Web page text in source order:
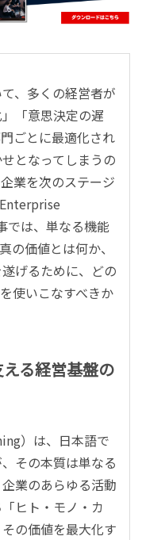
ピューティング
、多くの経営者が
「意思決定の遅
ごとに最適化され
となってしまうの
業を次のステージ
では、単なる機能
の価値とは何か、
げるために、どの
使いこなすべきか
る経営基盤の
）は、日本語で
その本質は単なる
業のあらゆる活動
ヒト・モノ・カ
の価値を最大化す